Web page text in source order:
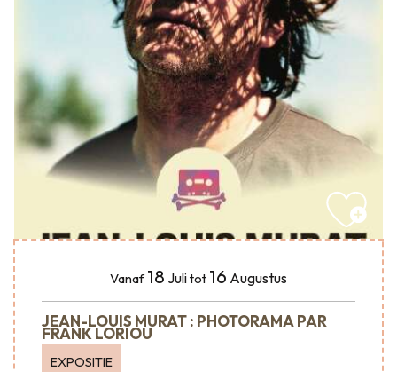
Vanaf 18 Julitot 16 Augustus
JEAN-LOUIS MURAT : PHOTORAMA PAR
FRANK LORIOU
EXPOSITIE